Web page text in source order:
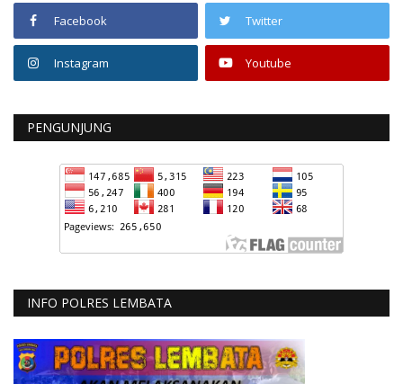
Facebook Twitter
Instagram Youtube
PENGUNJUNG
INFO POLRES LEMBATA